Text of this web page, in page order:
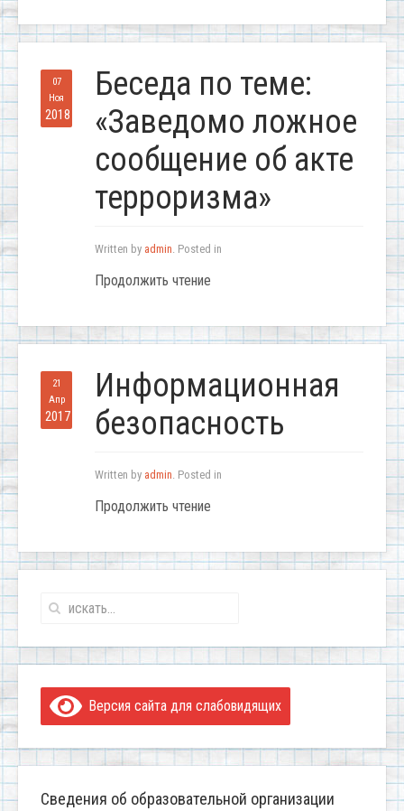
07
Ноя
2018
Беседа по теме:
«Заведомо ложное
сообщение об акте
терроризма»
Written by admin. Posted in
Продолжить чтение
21
Апр
2017
Информационная
безопасность
Written by admin. Posted in
Продолжить чтение
Версия сайта для слабовидящих
Сведения об образовательной организации